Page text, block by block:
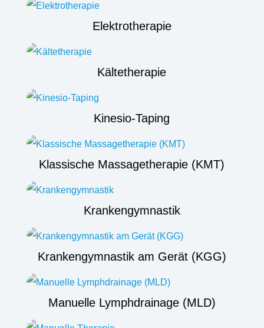
Elektrotherapie
Kältetherapie
Kinesio-Taping
Klassische Massagetherapie (KMT)
Krankengymnastik
Krankengymnastik am Gerät (KGG)
Manuelle Lymphdrainage (MLD)